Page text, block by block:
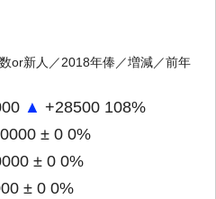
or新人／2018年俸／増減／前年
▲ +28500 108%
± 0 0%
± 0 0%
± 0 0%